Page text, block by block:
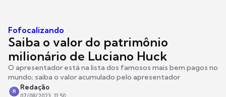
Fofocalizando
Saiba o valor do patrimônio
milionário de Luciano Huck
O apresentador está na lista dos famosos mais bem pagos no
mundo; saiba o valor acumulado pelo apresentador
R
Redação